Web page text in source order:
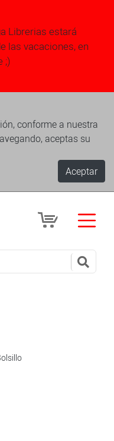
Librerias estará
las vacaciones, en
;)
conforme a nuestra
aceptas su
Aceptar